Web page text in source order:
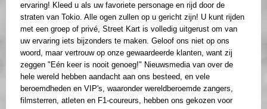
ervaring! Kleed u als uw favoriete personage en rijd door de
straten van Tokio. Alle ogen zullen op u gericht zijn! U kunt rijden
met een groep of privé, Street Kart is volledig uitgerust om van
uw ervaring iets bijzonders te maken. Geloof ons niet op ons
woord, maar vertrouw op onze gewaardeerde klanten, want zij
zeggen "Eén keer is nooit genoeg!" Nieuwsmedia van over de
hele wereld hebben aandacht aan ons besteed, en vele
beroemdheden en VIP's, waaronder wereldberoemde zangers,
filmsterren, atleten en F1-coureurs, hebben ons gekozen voor